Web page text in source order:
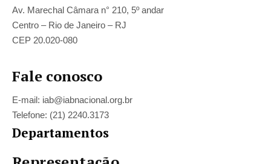
Av. Marechal Câmara n° 210, 5º andar
Centro – Rio de Janeiro – RJ
CEP 20.020-080
Fale conosco
E-mail: iab@iabnacional.org.br
Telefone: (21) 2240.3173
Departamentos